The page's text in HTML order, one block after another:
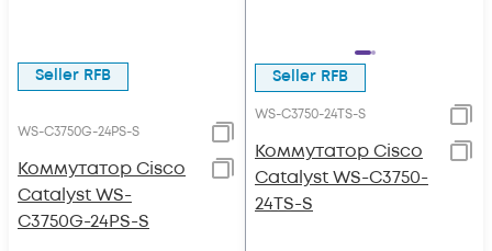
Seller RFB
WS-C3750G-24PS-S
Коммутатор Cisco
Catalyst WS-
C3750G-24PS-S
Seller RFB
WS-C3750-24TS-S
Коммутатор Cisco
Catalyst WS-C3750-
24TS-S